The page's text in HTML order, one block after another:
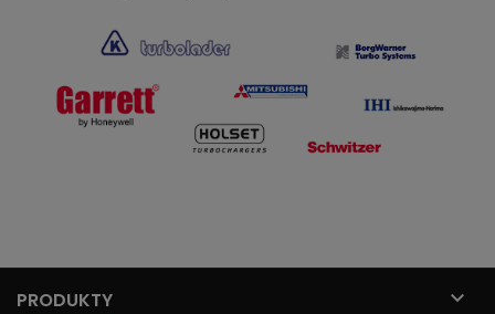
PRODUKTY 